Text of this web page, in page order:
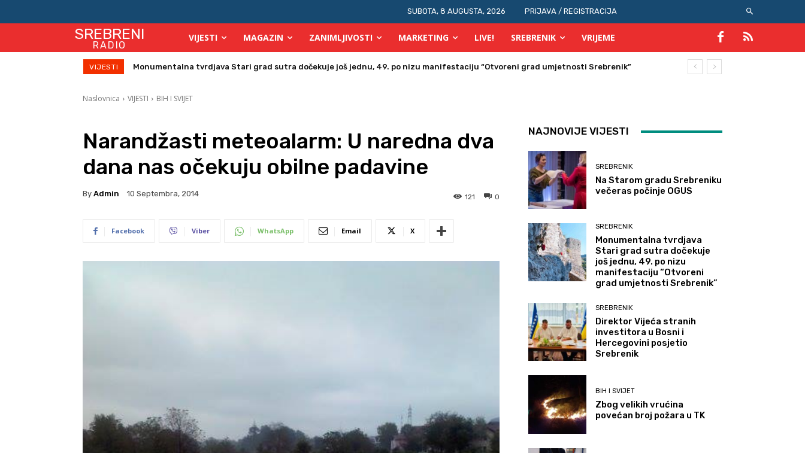
SUBOTA, 8 AUGUSTA, 2026 PRIJAVA / REGISTRACIJA
SREBRENI
RADIO
VIJESTI MAGAZIN ZANIMLJIVOSTI MARKETING LIVE! SREBRENIK VRIJEME
VIJESTI Direktor Vijeća stranih investitora u Bosni i Hercegovini posjetio Srebrenik
Naslovnica VIJESTI BIH I SVIJET
Narandžasti meteoalarm: U naredna dva
dana nas očekuju obilne padavine
By Admin 10 Septembra, 2014 0
121
Facebook Viber WhatsApp Email X
NAJNOVIJE VIJESTI
SREBRENIK
Na Starom gradu Srebreniku
večeras počinje OGUS
SREBRENIK
Monumentalna tvrdjava
Stari grad sutra dočekuje
još jednu, 49. po nizu
manifestaciju “Otvoreni
grad umjetnosti Srebrenik”
SREBRENIK
Direktor Vijeća stranih
investitora u Bosni i
Hercegovini posjetio
Srebrenik
BIH I SVIJET
Zbog velikih vrućina
povećan broj požara u TK